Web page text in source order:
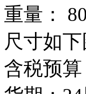
重量：
尺寸如下
含税预